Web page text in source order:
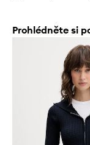
Prohlédněte si